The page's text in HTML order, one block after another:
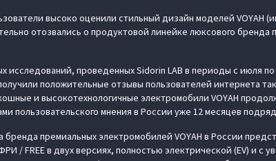
высоко оценили стильный дизайн моделей VOYAH
отозвались о продуктовой линейке люксового
исследований, проведенных Sidorin LAB в периоды с июля
положительные отзывы пользователей интернета
и высокотехнологичные электромобили VOYAH
пользовательского мнения в России уже 12 месяцев
бренда премиальных электромобилей VOYAH в России
/ FREE в двух версиях, полностью электрической (EV) и с